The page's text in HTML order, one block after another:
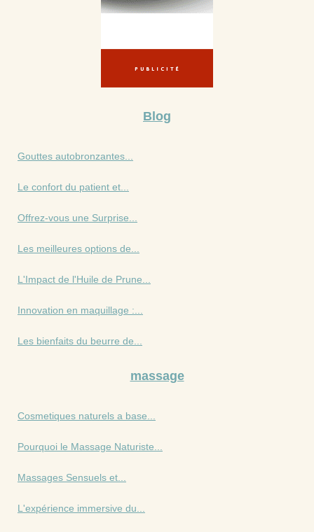
Blog
Gouttes autobronzantes...
Le confort du patient et...
Offrez-vous une Surprise...
Les meilleures options de...
L'Impact de l'Huile de Prune...
Innovation en maquillage :...
Les bienfaits du beurre de...
massage
Cosmetiques naturels a base...
Pourquoi le Massage Naturiste...
Massages Sensuels et...
L'expérience immersive du...